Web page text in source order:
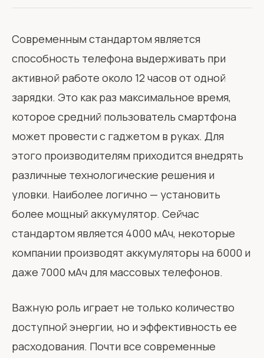
Современным стандартом является
способность телефона выдерживать при
активной работе около 12 часов от одной
зарядки. Это как раз максимальное время,
которое средний пользователь смартфона
может провести с гаджетом в руках. Для
этого производителям приходится внедрять
различные технологические решения и
уловки. Наиболее логично — установить
более мощный аккумулятор. Сейчас
стандартом является 4000 мАч, некоторые
компании производят аккумуляторы на 6000 и
даже 7000 мАч для массовых телефонов.
Важную роль играет не только количество
доступной энергии, но и эффективность ее
расходования. Почти все современные